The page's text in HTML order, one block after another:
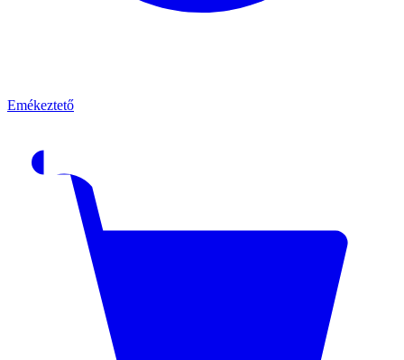
Emékeztető